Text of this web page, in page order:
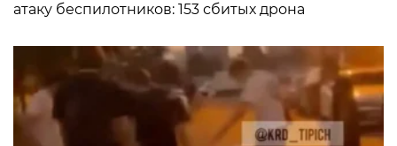
атаку беспилотников: 153 сбитых дрона